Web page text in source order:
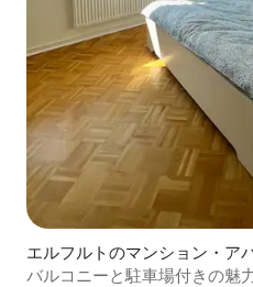
エルフルトのマンション・ア
バルコニーと駐車場付きの魅